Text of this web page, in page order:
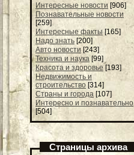
Интересные новости [906]
Познавательные новости
[259]
Интересные факты [165]
Надо знать [200]
Авто новости [243]
Техника и наука [99]
Красота и здоровье [193]
Недвижимость и
строительство [314]
Страны и города [107]
Интересно и познавательно
[504]
Страницы архива